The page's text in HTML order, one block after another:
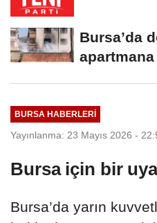
Bursa’da
apartmana
BURSA HABERLERI
Yayınlanma: 23 Mayıs 2026 -
Bursa için bir
Bursa’da yarın